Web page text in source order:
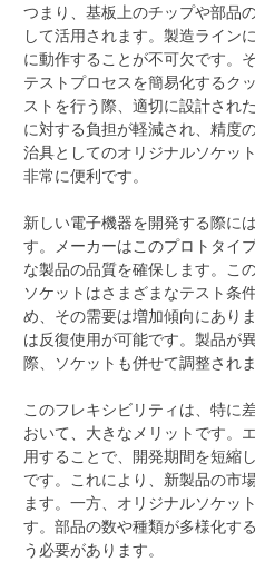
つまり、基板上のチップや部品
して活用されます。製造ライン
に動作することが不可欠です。
テストプロセスを簡易化するク
ストを行う際、適切に設計され
に対する負担が軽減され、精度
治具としてのオリジナルソケッ
非常に便利です。
新しい電子機器を開発する際に
す。メーカーはこのプロトタイ
な製品の品質を確保します。こ
ソケットはさまざまなテスト条
め、その需要は増加傾向にあり
は反復使用が可能です。製品が
際、ソケットも併せて調整されま
このフレキシビリティは、特に
おいて、大きなメリットです。
用することで、開発期間を短縮
です。これにより、新製品の市
ます。一方、オリジナルソケッ
す。部品の数や種類が多様化す
う必要があります。